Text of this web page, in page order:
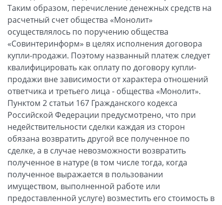
Таким образом, перечисление денежных средств на
расчетный счет общества «Монолит»
осуществлялось по поручению общества
«Совинтеринформ» в целях исполнения договора
купли-продажи. Поэтому названный платеж следует
квалифицировать как оплату по договору купли-
продажи вне зависимости от характера отношений
ответчика и третьего лица - общества «Монолит».
Пунктом 2 статьи 167 Гражданского кодекса
Российской Федерации предусмотрено, что при
недействительности сделки каждая из сторон
обязана возвратить другой все полученное по
сделке, а в случае невозможности возвратить
полученное в натуре (в том числе тогда, когда
полученное выражается в пользовании
имуществом, выполненной работе или
предоставленной услуге) возместить его стоимость в